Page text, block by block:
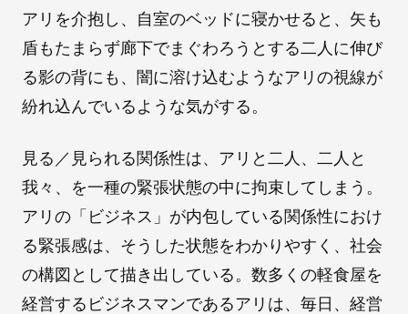
アリを介抱し、自室のベッドに寝かせると、矢も
盾もたまらず廊下でまぐわろうとする二人に伸び
る影の背にも、闇に溶け込むようなアリの視線が
紛れ込んでいるような気がする。
見る／見られる関係性は、アリと二人、二人と
我々、を一種の緊張状態の中に拘束してしまう。
アリの「ビジネス」が内包している関係性におけ
る緊張感は、そうした状態をわかりやすく、社会
の構図として描き出している。数多くの軽食屋を
経営するビジネスマンであるアリは、毎日、経営